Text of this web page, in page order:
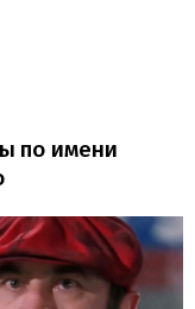
по имени